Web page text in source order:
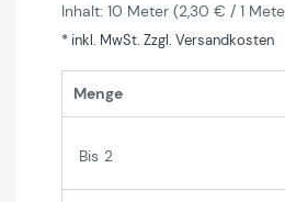
Inhalt: 10 Meter (2,30 € / 1
* inkl. MwSt. Zzgl. Versandkosten
Menge
Bis 2